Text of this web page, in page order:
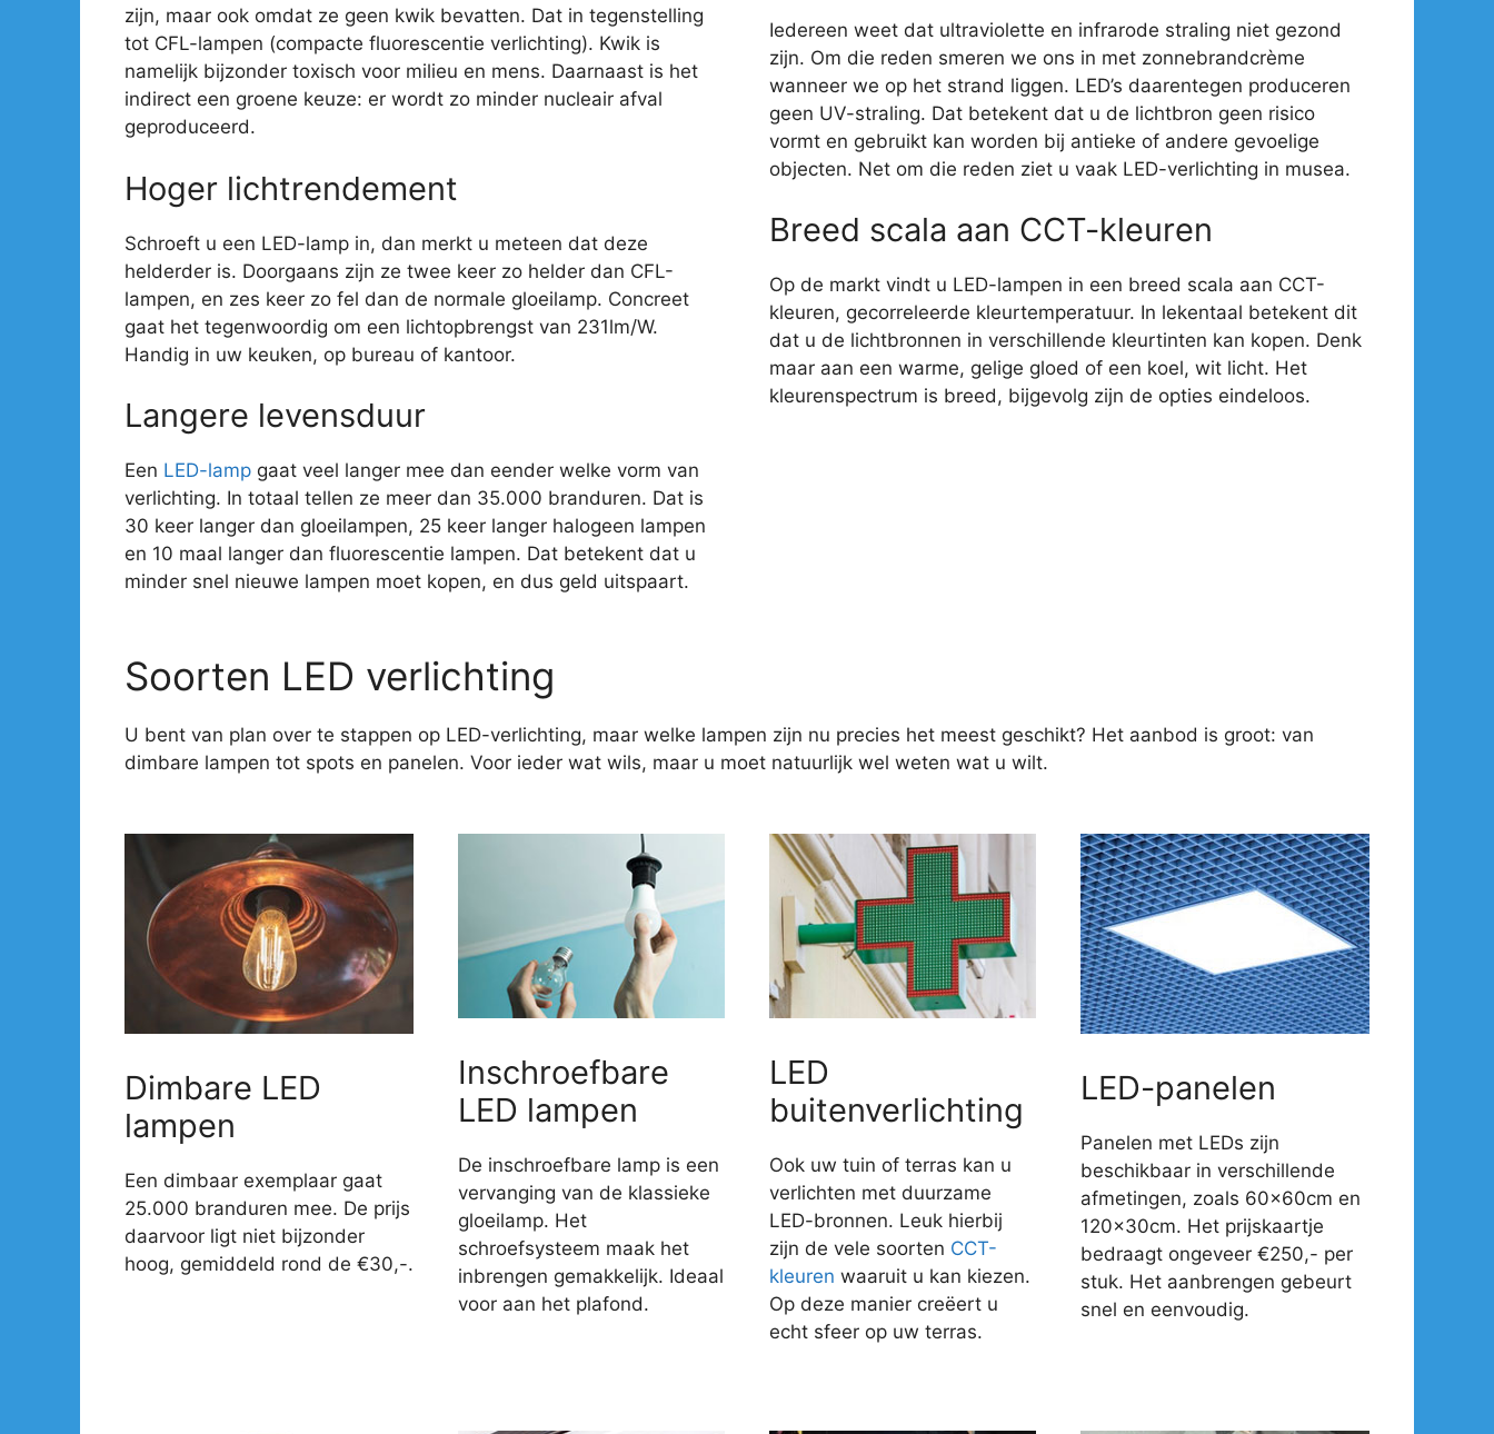
zijn, maar ook omdat ze geen kwik bevatten. Dat in tegenstelling
tot CFL-lampen (compacte fluorescentie verlichting). Kwik is
namelijk bijzonder toxisch voor milieu en mens. Daarnaast is het
indirect een groene keuze: er wordt zo minder nucleair afval
geproduceerd.
Hoger lichtrendement
Schroeft u een LED-lamp in, dan merkt u meteen dat deze
helderder is. Doorgaans zijn ze twee keer zo helder dan CFL-
lampen, en zes keer zo fel dan de normale gloeilamp. Concreet
gaat het tegenwoordig om een lichtopbrengst van 231lm/W.
Handig in uw keuken, op bureau of kantoor.
Langere levensduur
Een LED-lamp gaat veel langer mee dan eender welke vorm van
verlichting. In totaal tellen ze meer dan 35.000 branduren. Dat is
30 keer langer dan gloeilampen, 25 keer langer halogeen lampen
en 10 maal langer dan fluorescentie lampen. Dat betekent dat u
minder snel nieuwe lampen moet kopen, en dus geld uitspaart.
Iedereen weet dat ultraviolette en infrarode straling niet gezond
zijn. Om die reden smeren we ons in met zonnebrandcrème
wanneer we op het strand liggen. LED’s daarentegen produceren
geen UV-straling. Dat betekent dat u de lichtbron geen risico
vormt en gebruikt kan worden bij antieke of andere gevoelige
objecten. Net om die reden ziet u vaak LED-verlichting in musea.
Breed scala aan CCT-kleuren
Op de markt vindt u LED-lampen in een breed scala aan CCT-
kleuren, gecorreleerde kleurtemperatuur. In lekentaal betekent dit
dat u de lichtbronnen in verschillende kleurtinten kan kopen. Denk
maar aan een warme, gelige gloed of een koel, wit licht. Het
kleurenspectrum is breed, bijgevolg zijn de opties eindeloos.
Soorten LED verlichting
U bent van plan over te stappen op LED-verlichting, maar welke lampen zijn nu precies het meest geschikt? Het aanbod is groot: van
dimbare lampen tot spots en panelen. Voor ieder wat wils, maar u moet natuurlijk wel weten wat u wilt.
Dimbare LED
lampen
Een dimbaar exemplaar gaat
25.000 branduren mee. De prijs
daarvoor ligt niet bijzonder
hoog, gemiddeld rond de €30,-.
Inschroefbare
LED lampen
De inschroefbare lamp is een
vervanging van de klassieke
gloeilamp. Het
schroefsysteem maak het
inbrengen gemakkelijk. Ideaal
voor aan het plafond.
LED
buitenverlichting
Ook uw tuin of terras kan u
verlichten met duurzame
LED-bronnen. Leuk hierbij
zijn de vele soorten CCT-
kleuren waaruit u kan kiezen.
Op deze manier creëert u
echt sfeer op uw terras.
LED-panelen
Panelen met LEDs zijn
beschikbaar in verschillende
afmetingen, zoals 60x60cm en
120x30cm. Het prijskaartje
bedraagt ongeveer €250,- per
stuk. Het aanbrengen gebeurt
snel en eenvoudig.